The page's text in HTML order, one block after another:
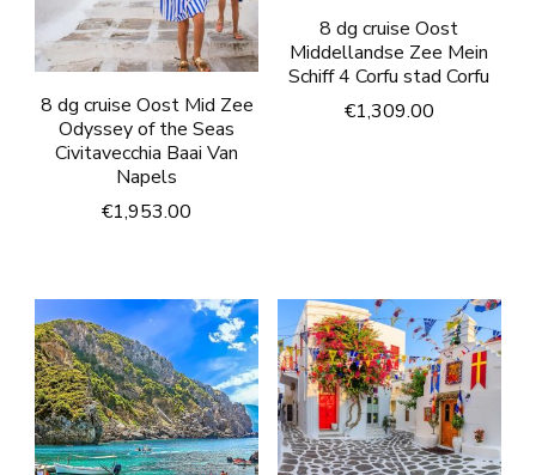
8 dg cruise Oost Mid Zee
Odyssey of the Seas
Civitavecchia Baai Van
Napels
€1,953.00
8 dg cruise Oost
Middellandse Zee Mein
Schiff 4 Corfu stad Corfu
€1,309.00